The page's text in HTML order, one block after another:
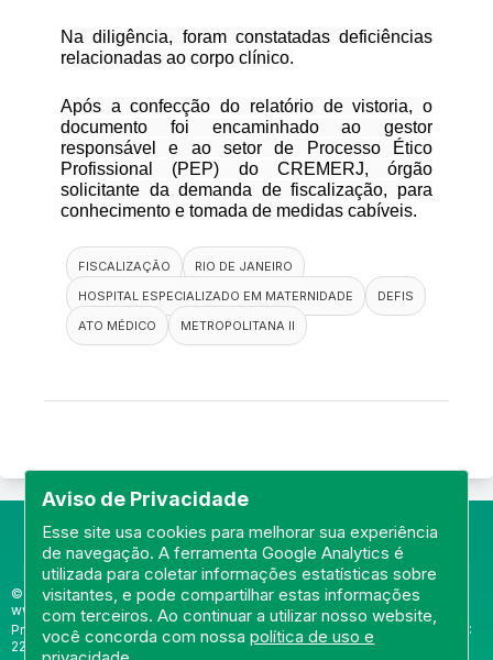
Aviso de Privacidade
Esse site usa cookies para melhorar sua experiência
de navegação. A ferramenta Google Analytics é
utilizada para coletar informações estatísticas sobre
visitantes, e pode compartilhar estas informações
com terceiros. Ao continuar a utilizar nosso website,
você concorda com nossapolítica de uso e
Na diligência, foram constatadas deficiências
relacionadas ao corpo clínico.
Após a confecção do relatório de vistoria, o
documento foi encaminhado ao gestor
responsável e ao setor de Processo Ético
Profissional (PEP) do CREMERJ, órgão
solicitante da demanda de fiscalização, para
conhecimento e tomada de medidas cabíveis.
FISCALIZAÇÃO
RIO DE JANEIRO
HOSPITAL ESPECIALIZADO EM MATERNIDADE
DEFIS
ATO MÉDICO
METROPOLITANA II
© Portal do Conselho Regional de Medicina do Rio de Janeiro -
www.cremerj.org.br
Praia de Botafogo (228), loja 119b - Botafogo - Rio de Janeiro/RJ - CEP:
22250-145